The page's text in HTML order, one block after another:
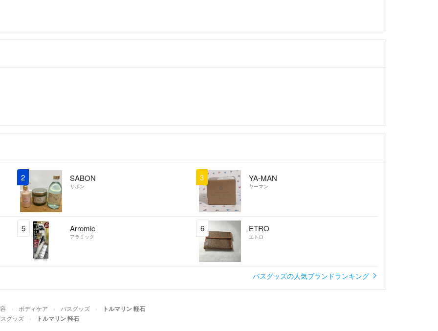
2 SABON
サボン
3 YA-MAN
ヤーマン
5 Arromic
アラミック
6 ETRO
エトロ
バスグッズの人気ブランドランキング
ボディケア バスグッズ トルマリン 軽石
グッズ トルマリン 軽石